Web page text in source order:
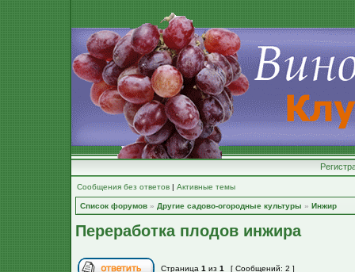
Сообщения без ответов | Активные темы
Список форумов » Другие садово-огородные культуры » Инжир
Переработка плодов инжира
Страница 1 из 1 [ Сообщений: 2 ]